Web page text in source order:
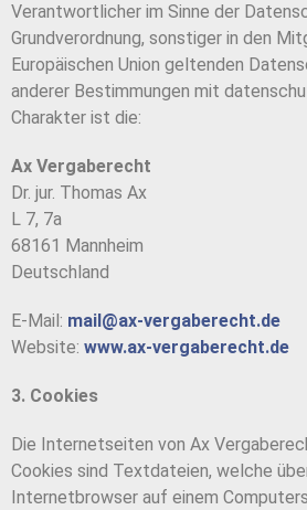
Verantwortlicher im Sinne der
Grundverordnung, sonstiger in den
Europäischen Union geltenden
anderer Bestimmungen mit
Charakter ist die:
Ax Vergaberecht
Dr. jur. Thomas Ax
L 7, 7a
68161 Mannheim
Deutschland
E-Mail: mail@ax-vergaberecht.de
Website: www.ax-vergaberecht.de
3. Cookies
Die Internetseiten von Ax
Cookies sind Textdateien, welche
Internetbrowser auf einem